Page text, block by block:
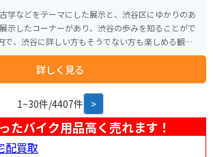
学などをテーマにした展示と、渋谷区にゆかりのあ
示したコーナーがあり、渋谷の歩みを知ることがで
、渋谷に詳しい方もそうでない方も楽しめる観光ス
文学館」があります。 郷土博物館では、渋
代に至るまでの歴史や民俗、考古学に関する展示が
遷を詳しく知ることができます。特に、渋谷区の発
見どころです。 文学館では、渋谷区にゆ
品が紹介されており、文学史における渋谷区の重要
す。展示物には、作家の原稿や初版本、関連資料な
好きにとっても魅力的です。
詳しく見る
1~30件/4407件 >
たバイク用品高く売れます！
配買取